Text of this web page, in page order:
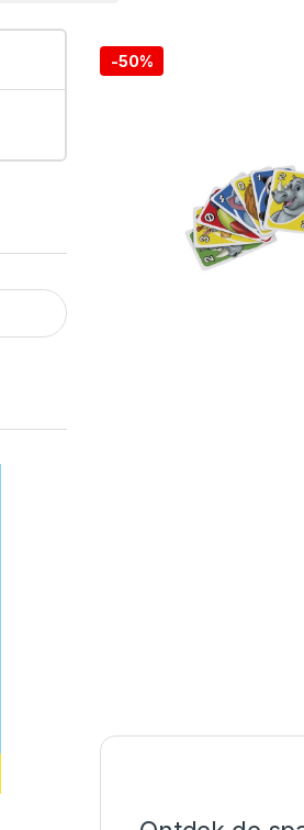
-50%